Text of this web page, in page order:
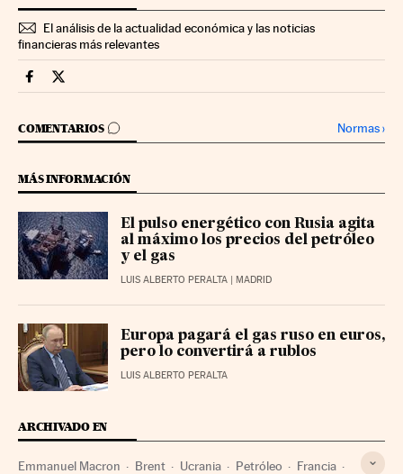
El análisis de la actualidad económica y las noticias
financieras más relevantes
Mercados Financieros Cinco Días en Facebook
Mercados Financieros Cinco Días en Twitter
COMENTARIOS
IR A LOS COMENTARIOS Normas›
MÁS INFORMACIÓN
El pulso energético con Rusia agita
al máximo los precios del petróleo
y el gas
LUIS ALBERTO PERALTA | MADRID
Europa pagará el gas ruso en euros,
pero lo convertirá a rublos
LUIS ALBERTO PERALTA
ARCHIVADO EN
Emmanuel Macron Brent Ucrania Petróleo Francia